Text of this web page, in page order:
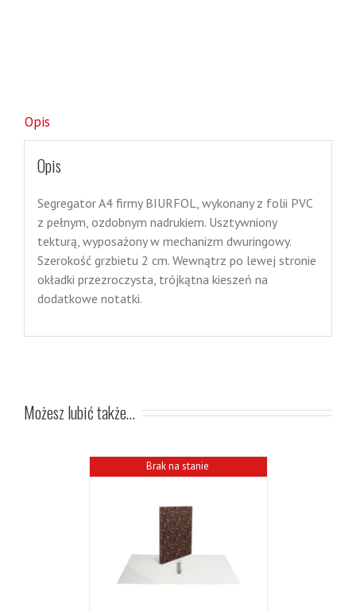
Opis
Opis
SegregatorA4 firmy BIURFOL, wykonany z folii PVC
z pełnym, ozdobnym nadrukiem. Usztywniony
tekturą, wyposażony w mechanizm dwuringowy.
Szerokość grzbietu 2 cm. Wewnątrz po lewej stronie
okładki przezroczysta, trójkątna kieszeń na
dodatkowe notatki.
Możesz lubić także…
Brak na stanie